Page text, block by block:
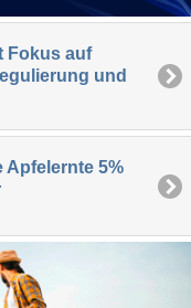
Fokus auf
und
Apfelernte 5%